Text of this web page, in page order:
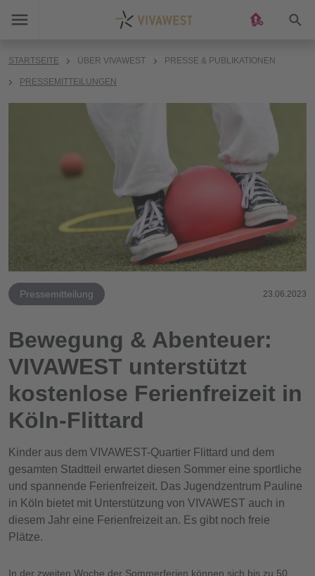
STARTSEITE ÜBER VIVAWEST PRESSE & PUBLIKATIONEN
PRESSEMITTEILUNGEN
Pressemitteilung 23.06.2023
Bewegung & Abenteuer:
VIVAWEST unterstützt
kostenlose Ferienfreizeit in
Köln-Flittard
Kinder aus dem VIVAWEST-Quartier Flittard und dem
gesamten Stadtteil erwartet diesen Sommer eine sportliche
und spannende Ferienfreizeit. Das Jugendzentrum Pauline
in Köln bietet mit Unterstützung von VIVAWEST auch in
diesem Jahr eine Ferienfreizeit an. Es gibt noch freie
Plätze.
In der zweiten Woche der Sommerferien können sich bis zu 50